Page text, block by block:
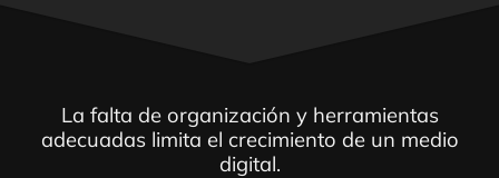
La falta de organización y herramientas
adecuadas limita el crecimiento de un medio
digital.